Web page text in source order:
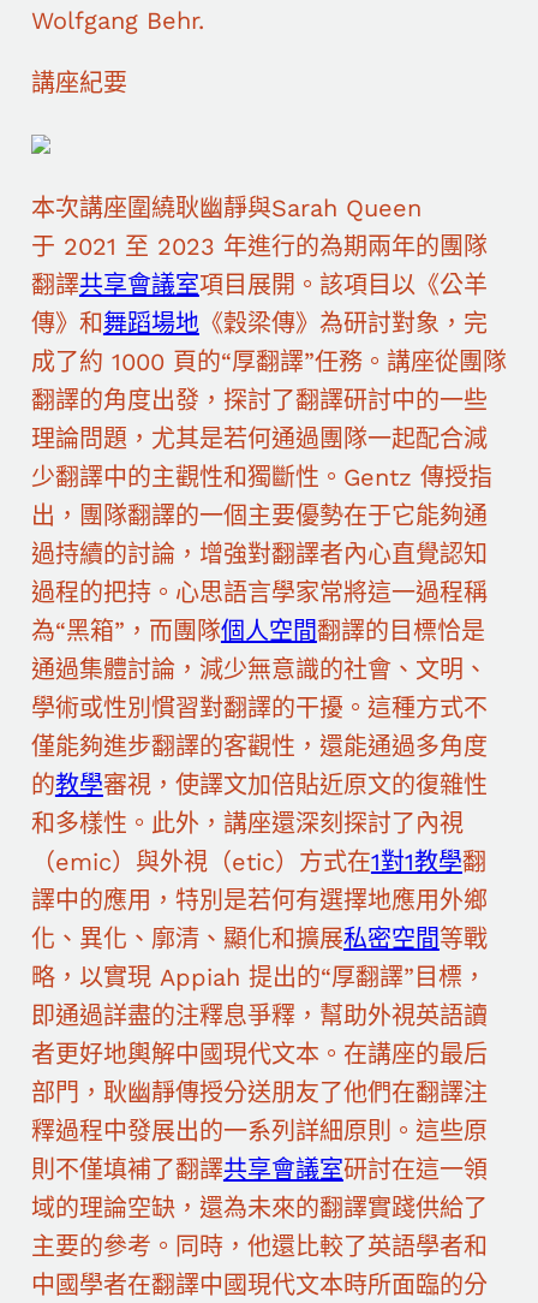
Wolfgang Behr.
講座紀要
本次講座圍繞耿幽靜與Sarah Queen
于 2021 至 2023 年進行的為期兩年的團隊
翻譯共享會議室項目展開。該項目以《公羊
傳》和舞蹈場地《穀梁傳》為研討對象，完
成了約 1000 頁的“厚翻譯”任務。講座從團隊
翻譯的角度出發，探討了翻譯研討中的一些
理論問題，尤其是若何通過團隊一起配合減
少翻譯中的主觀性和獨斷性。Gentz 傳授指
出，團隊翻譯的一個主要優勢在于它能夠通
過持續的討論，增強對翻譯者內心直覺認知
過程的把持。心思語言學家常將這一過程稱
為“黑箱”，而團隊個人空間翻譯的目標恰是
通過集體討論，減少無意識的社會、文明、
學術或性別慣習對翻譯的干擾。這種方式不
僅能夠進步翻譯的客觀性，還能通過多角度
的教學審視，使譯文加倍貼近原文的復雜性
和多樣性。此外，講座還深刻探討了內視
（emic）與外視（etic）方式在1對1教學翻
譯中的應用，特別是若何有選擇地應用外鄉
化、異化、廓清、顯化和擴展私密空間等戰
略，以實現 Appiah 提出的“厚翻譯”目標，
即通過詳盡的注釋息爭釋，幫助外視英語讀
者更好地輿解中國現代文本。在講座的最后
部門，耿幽靜傳授分送朋友了他們在翻譯注
釋過程中發展出的一系列詳細原則。這些原
則不僅填補了翻譯共享會議室研討在這一領
域的理論空缺，還為未來的翻譯實踐供給了
主要的參考。同時，他還比較了英語學者和
中國學者在翻譯中國現代文本時所面臨的分